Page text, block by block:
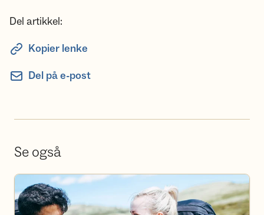
Del artikkel:
Kopier lenke
Del på e-post
Se også
Bli frivillig